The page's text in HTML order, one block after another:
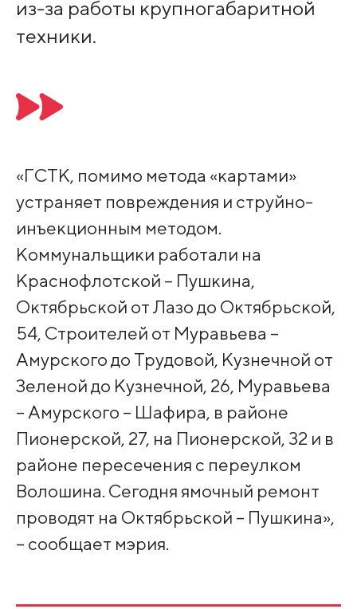
из-за работы крупногабаритной
техники.
«ГСТК, помимо метода «картами»
устраняет повреждения и струйно-
инъекционным методом.
Коммунальщики работали на
Краснофлотской – Пушкина,
Октябрьской от Лазо до Октябрьской,
54, Строителей от Муравьева –
Амурского до Трудовой, Кузнечной от
Зеленой до Кузнечной, 26, Муравьева
– Амурского – Шафира, в районе
Пионерской, 27, на Пионерской, 32 и в
районе пересечения с переулком
Волошина. Сегодня ямочный ремонт
проводят на Октябрьской – Пушкина»,
– сообщает мэрия.